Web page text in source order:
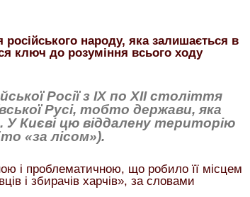
народу, яка залишається в
ключ до розуміння всього ходу
Росії з IX по XII століття
Русі, тобто держави, яка
У Києві цю віддалену територію
«за лісом»).
і проблематичною, що робило її місцем
і збирачів харчів», за словами